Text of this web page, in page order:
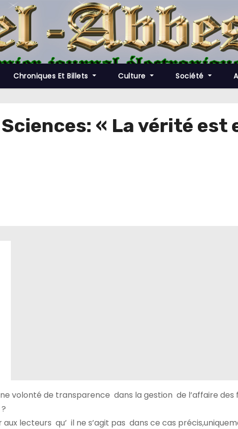
Chroniques Et Billets Culture Société
« La vérité est
volonté de transparence dans la gestion de l’affaire des
lecteurs qu’ il ne s’agit pas dans ce cas